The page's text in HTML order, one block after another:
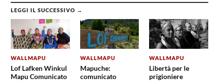
LEGGI IL SUCCESSIVO →
WALLMAPU
Lof Lafken Winkul
Mapu Comunicato
WALLMAPU
Mapuche:
comunicato
WALLMAPU
Libertà per le
prigioniere